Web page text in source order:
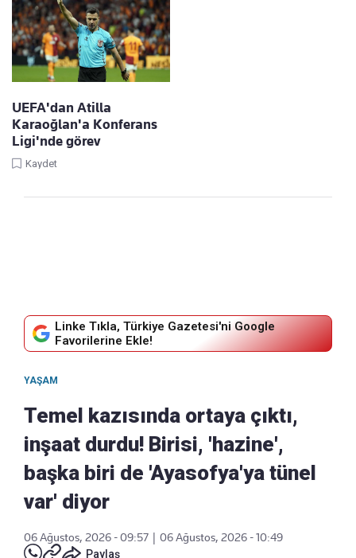
UEFA'dan Atilla
Karaoğlan'a Konferans
Ligi'nde görev
Kaydet
Linke Tıkla, Türkiye Gazetesi'ni Google
Favorilerine Ekle!
YAŞAM
Temel kazısında ortaya çıktı,
inşaat durdu! Birisi, 'hazine',
başka biri de 'Ayasofya'ya tünel
var' diyor
06 Ağustos, 2026 - 09:57
06 Ağustos, 2026 - 10:49
Paylaş